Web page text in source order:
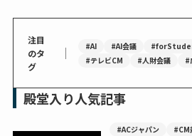
注目
のタ
グ
｜ #AI #AI会議
#テレビCM
#人財会議 #
殿堂入り人気記事
#ACジャパン #CM